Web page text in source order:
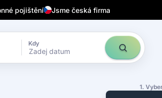
Sleduje nás 32 tisíc lidí na Instagramu
Kdy
Zadej datum
1.